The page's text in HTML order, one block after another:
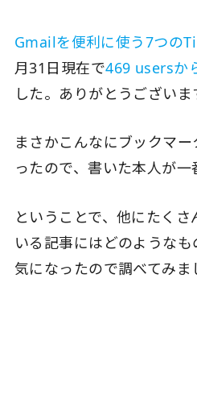
Gmailを便利に使う7つの
月31日現在で469 usersか
した。ありがとうございま
まさかこんなにブックマ
ったので、書いた本人が一
ということで、他にたく
いる記事にはどのような
気になったので調べてみま